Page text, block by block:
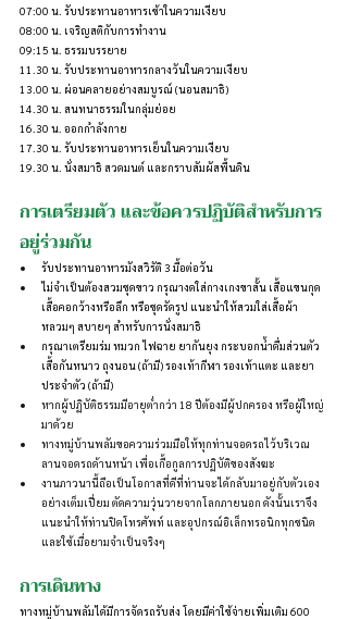
07:00 น. รับประทานอาหารเช้าในความเงียบ
08:00 น. เจริญสติกับการทำงาน
09:15 น. ธรรมบรรยาย
11.30 น. รับประทานอาหารกลางวันในความเงียบ
13.00 น. ผ่อนคลายอย่างสมบูรณ์ (นอนสมาธิ)
14.30 น. สนทนาธรรมในกลุ่มย่อย
16.30 น. ออกกำลังกาย
17.30 น. รับประทานอาหารเย็นในความเงียบ
19.30 น. นั่งสมาธิ สวดมนต์ และกราบสัมผัสพื้นดิน
การเตรียมตัว และข้อควรปฏิบัติสำหรับการ
อยู่ร่วมกัน
รับประทานอาหารมังสวิรัติ 3 มื้อต่อวัน
ไม่จำเป็นต้องสวมชุดขาว กรุณางดใส่กางเกงขาสั้น เสื้อแขนกุด
เสื้อคอกว้างหรือลึก หรือชุดรัดรูป แนะนำให้สวมใส่เสื้อผ้า
หลวมๆ สบายๆ สำหรับการนั่งสมาธิ
กรุณาเตรียมร่ม หมวก ไฟฉาย ยากันยุง กระบอกน้ำดื่มส่วนตัว
เสื้อกันหนาว ถุงนอน (ถ้ามี) รองเท้ากีฬา รองเท้าแตะ และยา
ประจำตัว (ถ้ามี)
หากผู้ปฏิบัติธรรมมีอายุต่ำกว่า 18 ปีต้องมีผู้ปกครอง หรือผู้ใหญ่
มาด้วย
ทางหมู่บ้านพลัมขอความร่วมมือให้ทุกท่านจอดรถไว้บริเวณ
ลานจอดรถด้านหน้า เพื่อเกื้อกูลการปฏิบัติของสังฆะ
งานภาวนานี้ถือเป็นโอกาสที่ดีที่ท่านจะได้กลับมาอยู่กับตัวเอง
อย่างเต็มเปี่ยม ตัดความวุ่นวายจากโลกภายนอก ดังนั้นเราจึง
แนะนำให้ท่านปิดโทรศัพท์ และอุปกรณ์อิเล็กทรอนิกทุกชนิด
และใช้เมื่อยามจำเป็นจริงๆ
การเดินทาง
ทางหมู่บ้านพลัมได้มีการจัดรถรับส่ง โดยมีค่าใช้จ่ายเพิ่มเติม 600